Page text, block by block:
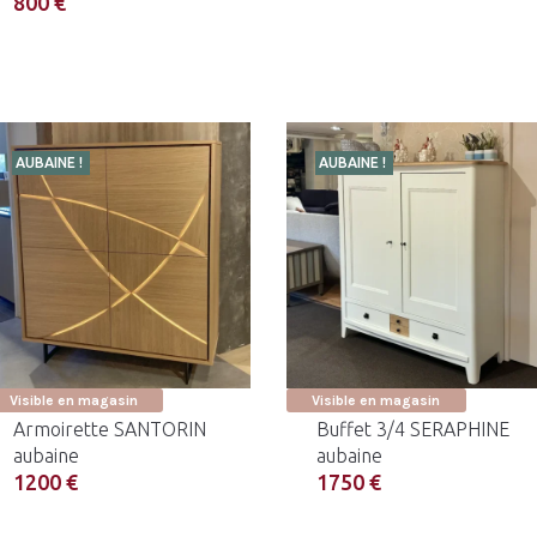
AUBAINE !
Visible en magasin
Armoirette SANTORIN
aubaine
1200 €
AUBAINE !
Visible en magasin
Buffet 3/4 SERAPHINE
aubaine
1750 €